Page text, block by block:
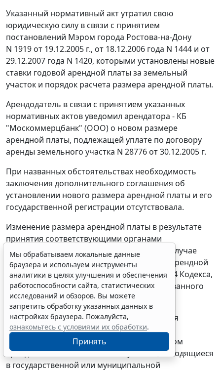
Указанный нормативный акт утратил свою
юридическую силу в связи с принятием
постановлений Мэром города Ростова-на-Дону
N 1919 от 19.12.2005 г., от 18.12.2006 года N 1444 и от
29.12.2007 года N 1420, которыми установлены новые
ставки годовой арендной платы за земельный
участок и порядок расчета размера арендной платы.
Арендодатель в связи с принятием указанных
нормативных актов уведомил арендатора - КБ
"Москоммерцбанк" (ООО) о новом размере
арендной платы, подлежащей уплате по договору
аренды земельного участка N 28776 от 30.12.2005 г.
При названных обстоятельствах необходимость
заключения дополнительного соглашения об
установлении нового размера арендной платы и его
государственной регистрации отсутствовала.
Изменение размера арендной платы в результате
принятия соответствующими органами
нормативных актов не является в данном случае
изменением условия договора о размере арендной
платы применительно кпункту 3 статьи 614 Кодекса,
а представляет собой исполнение согласованного
сторонами условия договора.
Поскольку ставки арендной платы являются
регулируемыми ценами, стороны обязаны
руководствоваться предписанным размером
арендной платы за земельные участки, находящиеся
в государственной или муниципальной
Мы обрабатываем локальные данные
браузера и используем инструменты
аналитики в целях улучшения и обеспечения
работоспособности сайта, статистических
исследований и обзоров. Вы можете
запретить обработку указанных данных в
настройках браузера. Пожалуйста,
ознакомьтесь с условиями их обработки
Принять
Erid: 4CQwVszH9pWwojUA9Q3 Реклама
Получите полный доступ к системе
ГАРАНТ бесплатно на 3 дня!
Получить доступ